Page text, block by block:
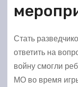
Стать
ответить на
войну смогли
МО во время